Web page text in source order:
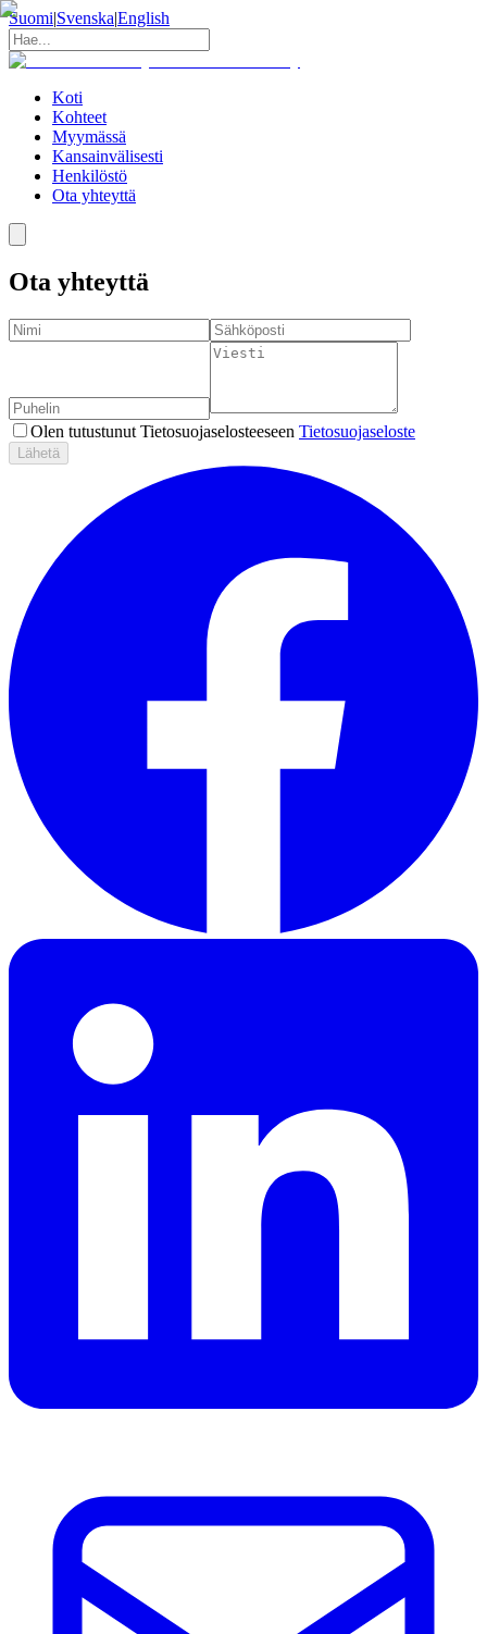
Suomi|Svenska|English
Koti
Kohteet
Myymässä
Kansainvälisesti
Henkilöstö
Ota yhteyttä
Ota yhteyttä
Olen tutustunut Tietosuojaselosteeseen Tietosuojaseloste
Lähetä